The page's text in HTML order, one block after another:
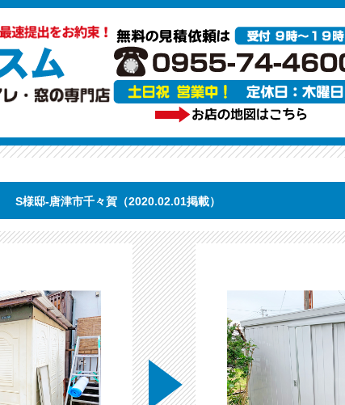
S様邸-唐津市千々賀（2020.02.01掲載）